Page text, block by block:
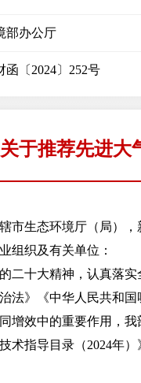
部办公厅
函〔2024〕252号
关于推荐先进大
市生态环境厅（局）
组织及有关单位：
十大精神，认真落实
法》《中华人民共和
增效中的重要作用，
术指导目录（2024年